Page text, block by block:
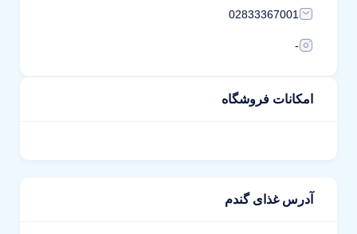
02833367001
-
امکانات فروشگاه
آدرس غذای گندم